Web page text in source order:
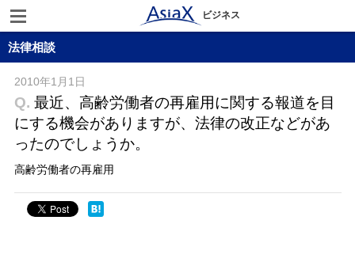
ビジネス
法律相談
2010年1月1日
Q. 最近、高齢労働者の再雇用に関する報道を目
にする機会がありますが、法律の改正などがあ
ったのでしょうか。
高齢労働者の再雇用